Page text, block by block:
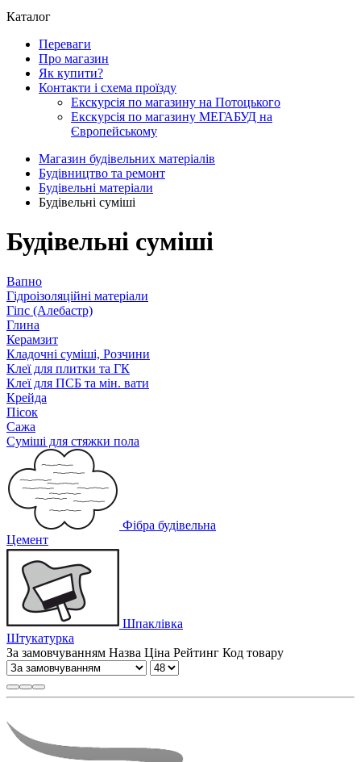
Каталог
Переваги
Про магазин
Як купити?
Контакти і схема проїзду
Екскурсія по магазину на Потоцького
Екскурсія по магазину МЕГАБУД на
Європейському
Магазин будівельних матеріалів
Будівництво та ремонт
Будівельні матеріали
Будівельні суміші
Будівельні суміші
Вапно
Гідроізоляційні матеріали
Гіпс (Алебастр)
Глина
Керамзит
Кладочні суміші, Розчини
Клеї для плитки та ГК
Клеї для ПСБ та мін. вати
Крейда
Пісок
Сажа
Суміші для стяжки пола
Фібра будівельна
Цемент
Шпаклівка
Штукатурка
За замовчуванням Назва Ціна Рейтинг Код товару